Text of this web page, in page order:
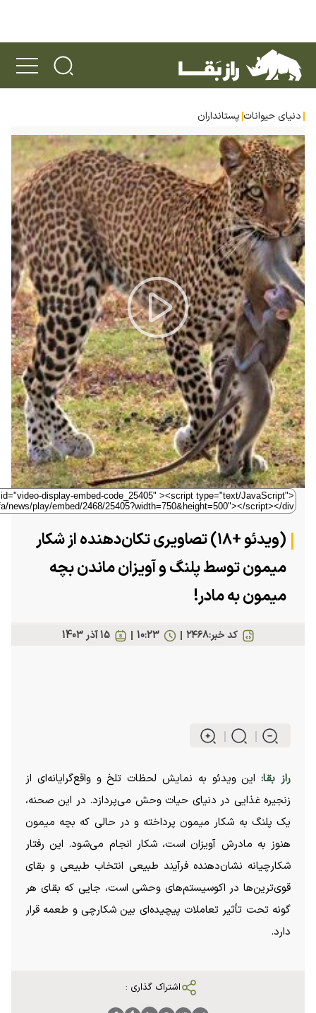
دنیای حیوانات پستانداران
Play
Video
(ویدئو +۱۸) تصاویری تکان‌دهنده از شکار
میمون توسط پلنگ و آویزان ماندن بچه
میمون به مادر!
کد خبر:۲۴۶۸ 15 آذر 1403 10:23
راز بقا:این ویدئو به نمایش لحظات تلخ و واقع‌گرایانه‌ای از
زنجیره غذایی در دنیای حیات وحش می‌پردازد. در این صحنه،
یک پلنگ به شکار میمون پرداخته و در حالی که بچه میمون
هنوز به مادرش آویزان است، شکار انجام می‌شود. این رفتار
شکارچیانه نشان‌دهنده فرآیند طبیعی انتخاب طبیعی و بقای
قوی‌ترین‌ها در اکوسیستم‌های وحشی است، جایی که بقای هر
گونه تحت تأثیر تعاملات پیچیده‌ای بین شکارچی و طعمه قرار
دارد.
اشتراک گذاری :